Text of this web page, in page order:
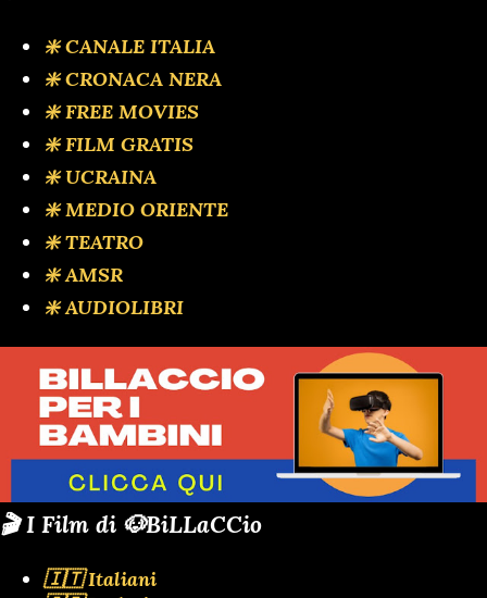
❇️ CANALE ITALIA
❇️ CRONACA NERA
❇️ FREE MOVIES
❇️ FILM GRATIS
❇️ UCRAINA
❇️ MEDIO ORIENTE
❇️ TEATRO
❇️ AMSR
❇️ AUDIOLIBRI
🎬 I Film di 🐶BiLLaCCio
🇮🇹 Italiani